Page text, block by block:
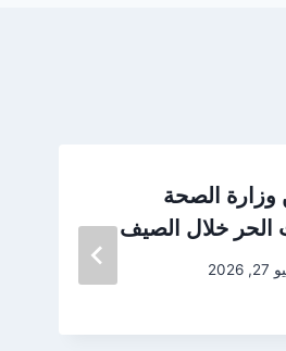
وزارة الصحة
الحر خلال الصيف